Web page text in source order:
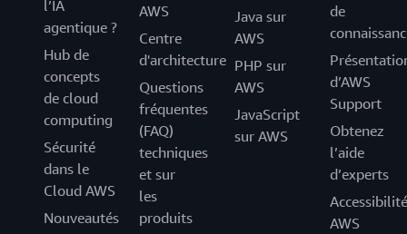
l’IA
agentique ?
Hub de
concepts
de cloud
computing
Sécurité
dans le
Cloud AWS
Nouveautés
AWS
Centre
d'architecture
Questions
fréquentes
(FAQ)
techniques
et sur
les
produits
Java sur
AWS
PHP sur
AWS
JavaScript
sur AWS
de
d’AWS
Support
Obtenez
l’aide
d’experts
Accessibilité
AWS